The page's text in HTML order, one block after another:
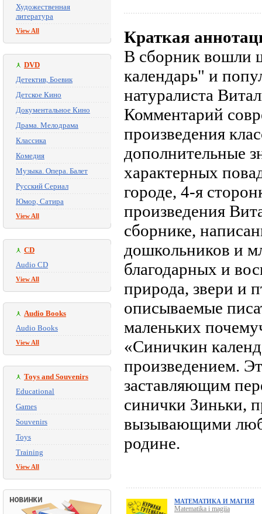
Художественная
литература
View All
DVD
Детектив, Боевик
Детское Кино
Документальное Кино
Драма. Мелодрама
Классика
Комедия
Музыка. Опера. Балет
Русский Сериал
Юмор, Сатира
View All
CD
Audio CD
View All
Audio Books
Audio Books
View All
Toys and Souvenirs
Educational
Games
Souvenirs
Toys
Training
View All
Краткая
В сборник вошли
календарь" и
натуралиста
Комментарий
произведения
дополнительные
характерных
городе, 4-я
произведения
сборнике,
дошкольников и
благодарных и
природа, звери и
описываемые
маленьких
«Синичкин
произведением.
заставляющим
синички Зиньки,
вызывающими
родине.
МАТЕМАТИКА И МАГИЯ
Matematika i magiia